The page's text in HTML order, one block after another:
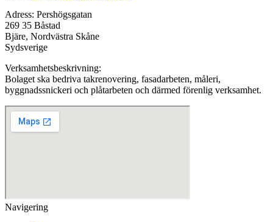
Adress: Pershögsgatan
269 35 Båstad
Bjäre, Nordvästra Skåne
Sydsverige
Verksamhetsbeskrivning:
Bolaget ska bedriva takrenovering, fasadarbeten, måleri,
byggnadssnickeri och plåtarbeten och därmed förenlig verksamhet.
Navigering